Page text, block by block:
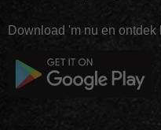
Download 'm nu en ontdek